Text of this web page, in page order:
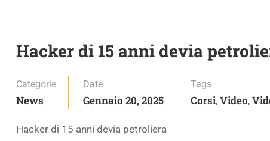
Hacker di 15 anni devia
Categorie
News
Date
Gennaio 20, 2025
Tags
Corsi, Video,
Hacker di 15 anni devia petroliera